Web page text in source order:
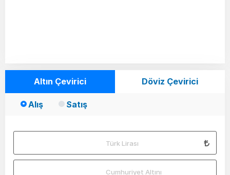
Altın Çevirici Döviz Çevirici
Alış Satış
Türk Lirası
Cumhuriyet Altını